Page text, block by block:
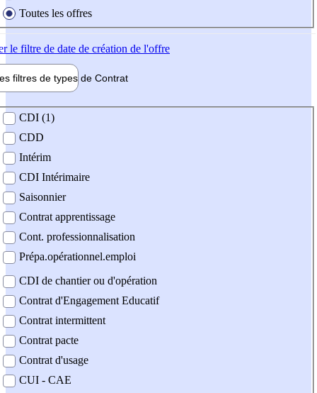
Toutes les offres
le filtre de date de création de l'offre
filtres de types de Contrat
contrat
CDI (1)
CDD
Intérim
CDI Intérimaire
Saisonnier
Contrat apprentissage
Cont. professionnalisation
Prépa.opérationnel.emploi
CDI de chantier ou d'opération
Contrat d'Engagement Educatif
Contrat intermittent
Contrat pacte
Contrat d'usage
CUI - CAE